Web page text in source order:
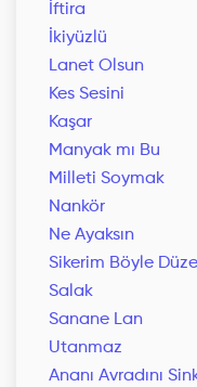
İftira
İkiyüzlü
Lanet Olsun
Kes Sesini
Kaşar
Manyak mı Bu
Milleti Soymak
Nankör
Ne Ayaksın
Sikerim Böyle
Salak
Sanane Lan
Utanmaz
Ananı Avradını